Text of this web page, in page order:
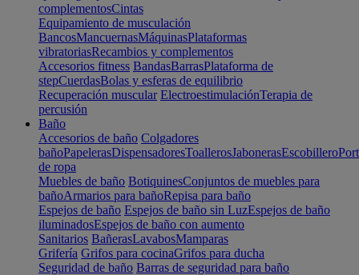
complementosCintas
Equipamiento de musculación
BancosMancuernasMáquinasPlataformas
vibratoriasRecambios y complementos
Accesorios fitness BandasBarrasPlataforma de
stepCuerdasBolas y esferas de equilibrio
Recuperación muscular ElectroestimulaciónTerapia de
percusión
Baño
Accesorios de baño Colgadores
bañoPapelerasDispensadoresToallerosJabonerasEscobillero
de ropa
Muebles de baño BotiquinesConjuntos de muebles para
bañoArmarios para bañoRepisa para baño
Espejos de baño Espejos de baño sin LuzEspejos de baño
iluminadosEspejos de baño con aumento
Sanitarios BañerasLavabosMamparas
Grifería Grifos para cocinaGrifos para ducha
Seguridad de baño Barras de seguridad para baño